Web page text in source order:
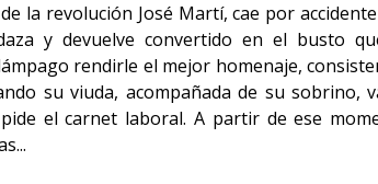
la revolución José Martí, cae por
y devuelve convertido en el busto
rendirle el mejor homenaje,
su viuda, acompañada de su sobrino,
el carnet laboral. A partir de ese